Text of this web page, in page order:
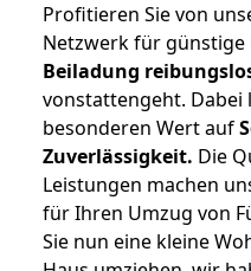
Profitieren Sie von
Netzwerk für günstige
Beiladung
vonstattengeht. Dabei
besonderen Wert auf
Zuverlässigkeit. Die
Leistungen machen
für Ihren Umzug von
Sie nun eine kleine